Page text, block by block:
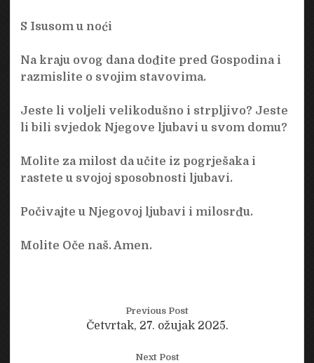
S Isusom u noći
Na kraju ovog dana dođite pred Gospodina i
razmislite o svojim stavovima.
Jeste li voljeli velikodušno i strpljivo? Jeste
li bili svjedok Njegove ljubavi u svom domu?
Molite za milost da učite iz pogrješaka i
rastete u svojoj sposobnosti ljubavi.
Počivajte u Njegovoj ljubavi i milosrđu.
Molite Oče naš. Amen.
Previous Post
Četvrtak, 27. ožujak 2025.
Next Post